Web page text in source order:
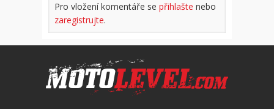
Pro vložení komentáře se přihlašte nebo
zaregistrujte.